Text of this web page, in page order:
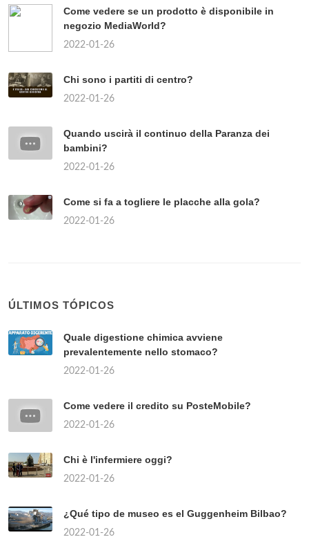
Come vedere se un prodotto è disponibile in
negozio MediaWorld?
2022-01-26
Chi sono i partiti di centro?
2022-01-26
Quando uscirà il continuo della Paranza dei
bambini?
2022-01-26
Come si fa a togliere le placche alla gola?
2022-01-26
ÚLTIMOS TÓPICOS
Quale digestione chimica avviene
prevalentemente nello stomaco?
2022-01-26
Come vedere il credito su PosteMobile?
2022-01-26
Chi è l'infermiere oggi?
2022-01-26
¿Qué tipo de museo es el Guggenheim Bilbao?
2022-01-26